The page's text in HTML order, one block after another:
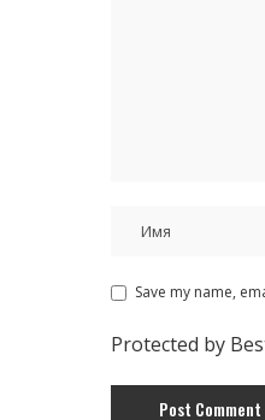
Save my name,
Protected by